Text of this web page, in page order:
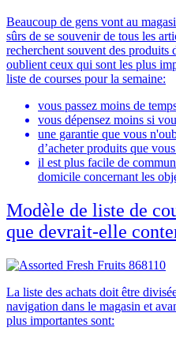
Beaucoup de gens vont au
sûrs de se souvenir de tous les
recherchent souvent des produits
oublient ceux qui sont les plus
liste de courses pour la semaine:
vous passez moins de
vous dépensez moins si
une garantie que vous
d’acheter produits que
il est plus facile de
domicile concernant les
Modèle de liste de
que devrait-elle
La liste des achats doit être
navigation dans le magasin et
plus importantes sont: